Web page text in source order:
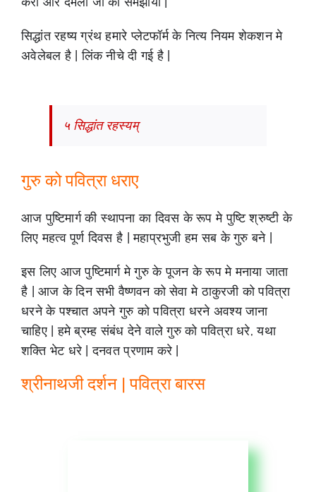
सिद्धांत रहष्य ग्रंथ हमारे प्लेटफॉर्म के नित्य नियम शेकशन मे
अवेलेबल है | लिंक नीचे दी गई है |
५ सिद्धांत रहस्यम्
गुरु को पवित्रा धराए
आज पुष्टिमार्ग की स्थापना का दिवस के रूप मे पुष्टि श्रुष्टी के
लिए महत्व पूर्ण दिवस है | महाप्रभुजी हम सब के गुरु बने |
इस लिए आज पुष्टिमार्ग मे गुरु के पूजन के रूप मे मनाया जाता
है | आज के दिन सभी वैष्णवन को सेवा मे ठाकुरजी को पवित्रा
धरने के पश्चात अपने गुरु को पवित्रा धरने अवश्य जाना
चाहिए | हमे ब्रम्ह संबंध देने वाले गुरु को पवित्रा धरे, यथा
शक्ति भेट धरे | दनवत प्रणाम करे |
श्रीनाथजी दर्शन | पवित्रा बारस